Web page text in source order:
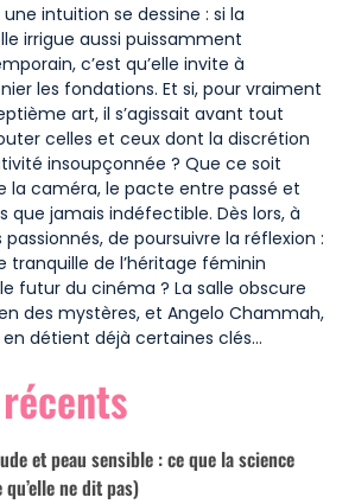
intuition se dessine : si la
irrigue aussi puissamment
c’est qu’elle invite à
les fondations. Et si, pour vraiment
art, il s’agissait avant tout
celles et ceux dont la discrétion
insoupçonnée ? Que ce soit
la caméra, le pacte entre passé et
que jamais indéfectible. Dès lors, à
de poursuivre la réflexion :
de l’héritage féminin
futur du cinéma ? La salle obscure
des mystères, et Angelo Chammah,
détient déjà certaines clés…
et peau sensible : ce que la science
ne dit pas)